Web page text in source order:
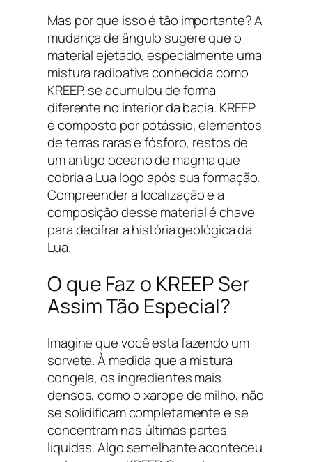
Mas por que isso é tão importante? A
mudança de ângulo sugere que o
material ejetado, especialmente uma
mistura radioativa conhecida como
KREEP, se acumulou de forma
diferente no interior da bacia. KREEP
é composto por potássio, elementos
de terras raras e fósforo, restos de
um antigo oceano de magma que
cobria a Lua logo após sua formação.
Compreender a localização e a
composição desse material é chave
para decifrar a história geológica da
Lua.
O que Faz o KREEP Ser
Assim Tão Especial?
Imagine que você está fazendo um
sorvete. À medida que a mistura
congela, os ingredientes mais
densos, como o xarope de milho, não
se solidificam completamente e se
concentram nas últimas partes
líquidas. Algo semelhante aconteceu